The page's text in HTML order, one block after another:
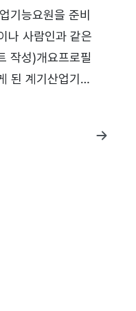
기능요원을 준비
나 사람인과 같은
작성)개요프로필
된 계기산업기능
..